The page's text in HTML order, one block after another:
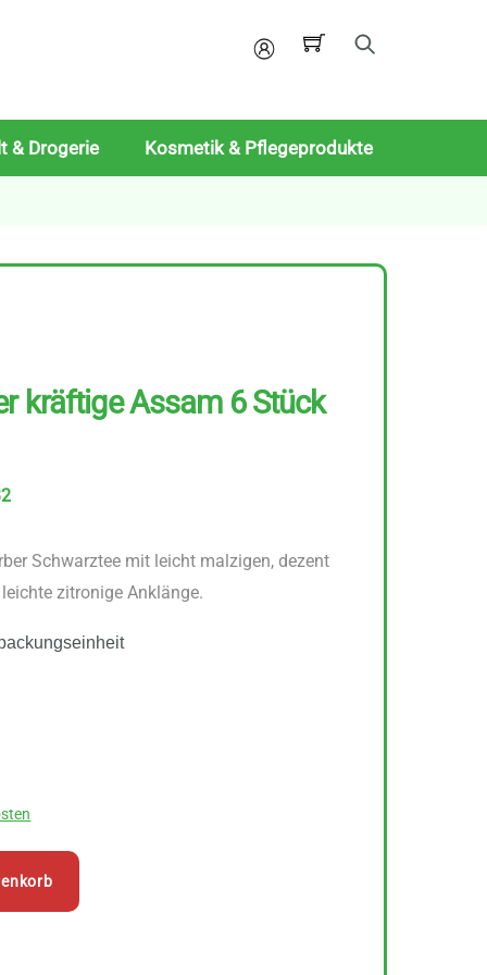
Mein
& Drogerie Kosmetik & Pflegeprodukte
kräftige Assam 6 Stück
Schwarztee mit leicht malzigen, dezent
zitronige Anklänge.